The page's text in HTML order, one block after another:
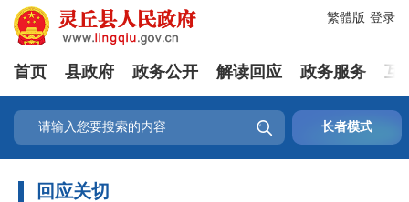
登录
繁體版
首页 县政府 政务公开 解读回应 政务服务 互
 长者模式
回应关切